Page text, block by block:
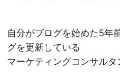
自分がブログを始めた5年
グを更新している
マーケティングコンサルタ